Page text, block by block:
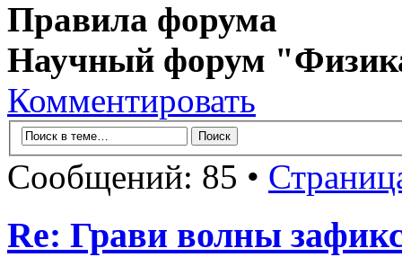
Правила форума
Научный форум
Комментировать
Сообщений: 85 •
Re: Грави волны